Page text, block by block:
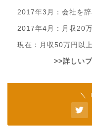
2017年3月：会社を辞
2017年4月：月収20
現在：月収50万円以
>>詳しい
＼